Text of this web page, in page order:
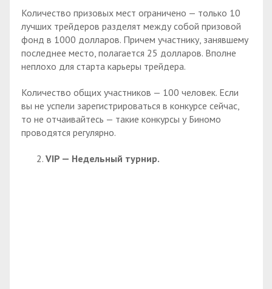
Количество призовых мест ограничено — только 10
лучших трейдеров разделят между собой призовой
фонд в 1000 долларов. Причем участнику, занявшему
последнее место, полагается 25 долларов. Вполне
неплохо для старта карьеры трейдера.
Количество общих участников — 100 человек. Если
вы не успели зарегистрироваться в конкурсе сейчас,
то не отчаивайтесь — такие конкурсы у Биномо
проводятся регулярно.
VIP — Недельный турнир.